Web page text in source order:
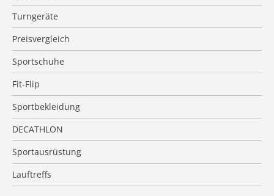
Turngeräte
Preisvergleich
Sportschuhe
Fit-Flip
Sportbekleidung
DECATHLON
Sportausrüstung
Lauftreffs